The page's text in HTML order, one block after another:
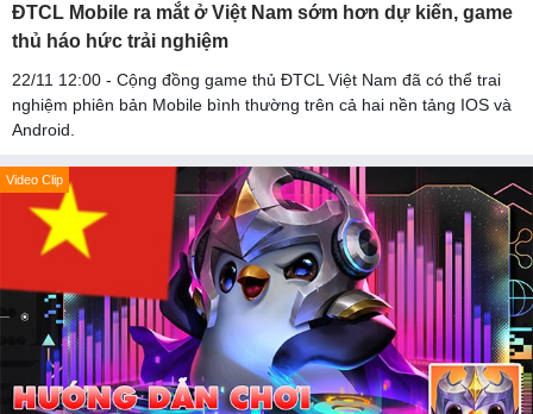
ĐTCL Mobile ra mắt ở Việt Nam sớm hơn dự kiến, game
thủ háo hức trải nghiệm
22/11 12:00 - Cộng đồng game thủ ĐTCL Việt Nam đã có thể trai
nghiệm phiên bản Mobile bình thường trên cả hai nền tảng IOS và
Android.
Video Clip